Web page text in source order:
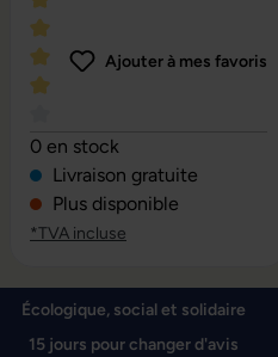
Note moyenne de 4 sur 5
Ajouter à mes favoris
0 en stock
Livraison gratuite
Plus disponible
*TVA incluse
Écologique, social et solidaire
15 jours pour changer d'avis